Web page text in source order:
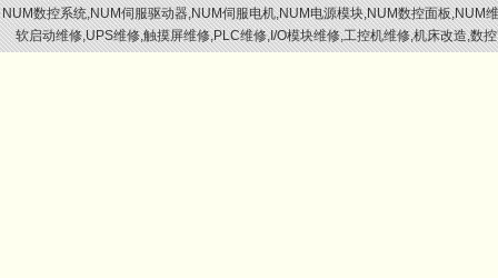
NUM数控系统,NUM伺服驱动器,NUM伺服电机,NUM电源模块,NUM数控面板,NUM
软启动维修,UPS维修,触摸屏维修,PLC维修,I/O模块维修,工控机维修,机床改造,数